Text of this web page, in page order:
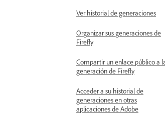
Ver historial de generaciones
Organizar sus generaciones de
Firefly
Compartir un enlace público a
generación de Firefly
Acceder a su historial de
generaciones en otras
aplicaciones de Adobe